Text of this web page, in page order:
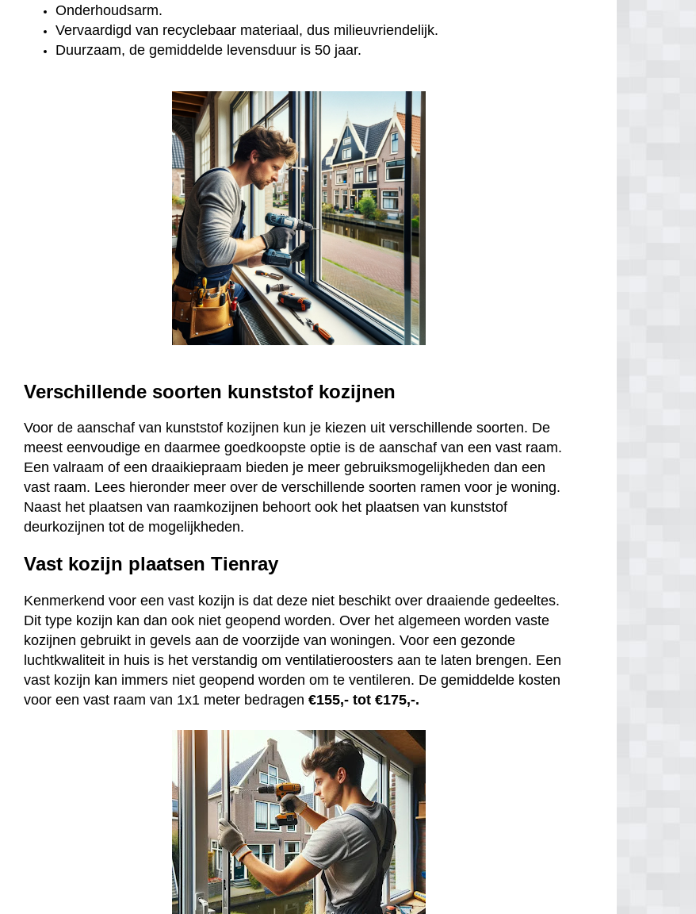
Onderhoudsarm.
Vervaardigd van recyclebaar materiaal, dus milieuvriendelijk.
Duurzaam, de gemiddelde levensduur is 50 jaar.
Verschillende soorten kunststof kozijnen
Voor de aanschaf van kunststof kozijnen kun je kiezen uit verschillende soorten. De
meest eenvoudige en daarmee goedkoopste optie is de aanschaf van een vast raam.
Een valraam of een draaikiepraam bieden je meer gebruiksmogelijkheden dan een
vast raam. Lees hieronder meer over de verschillende soorten ramen voor je woning.
Naast het plaatsen van raamkozijnen behoort ook het plaatsen van kunststof
deurkozijnen tot de mogelijkheden.
Vast kozijn plaatsen Tienray
Kenmerkend voor een vast kozijn is dat deze niet beschikt over draaiende gedeeltes.
Dit type kozijn kan dan ook niet geopend worden. Over het algemeen worden vaste
kozijnen gebruikt in gevels aan de voorzijde van woningen. Voor een gezonde
luchtkwaliteit in huis is het verstandig om ventilatieroosters aan te laten brengen. Een
vast kozijn kan immers niet geopend worden om te ventileren. De gemiddelde kosten
voor een vast raam van 1x1 meter bedragen€155,- tot €175,-.